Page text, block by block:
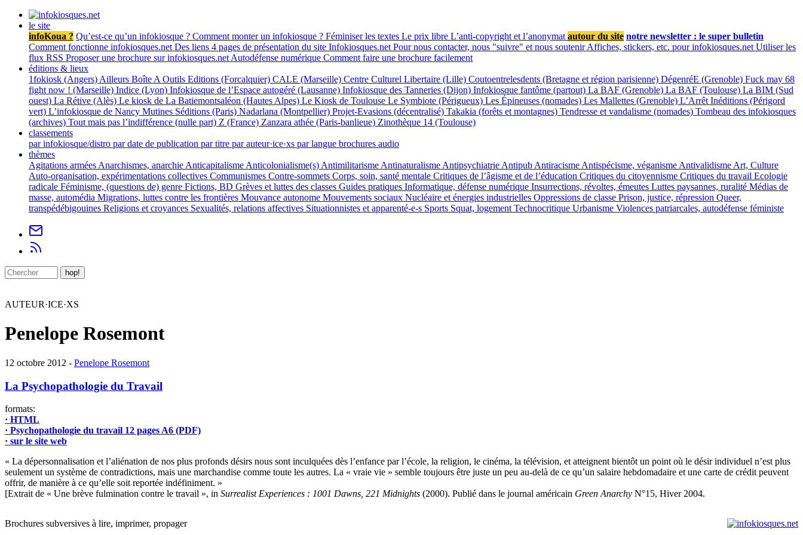
le site
infoKoua ? Qu’est-ce qu’un infokiosque ? Comment monter un infokiosque ? Féminiser les textes Le prix libre L’anti-copyright et l’anonymat autour du site notre newsletter : le super bulletin
Comment fonctionne infokiosques.net Des liens 4 pages de présentation du site Infokiosques.net Pour nous contacter, nous "suivre" et nous soutenir Affiches, stickers, etc. pour infokiosques.net Utiliser les
flux RSS Proposer une brochure sur infokiosques.net Autodéfense numérique Comment faire une brochure facilement
éditions & lieux
1fokiosk (Angers) Ailleurs Boîte A Outils Editions (Forcalquier) CALE (Marseille) Centre Culturel Libertaire (Lille) Coutoentrelesdents (Bretagne et région parisienne) DégenréE (Grenoble) Fuck may 68
fight now ! (Marseille) Indice (Lyon) Infokiosque de l’Espace autogéré (Lausanne) Infokiosque des Tanneries (Dijon) Infokiosque fantôme (partout) La BAF (Grenoble) La BAF (Toulouse) La BIM (Sud
ouest) La Rétive (Alès) Le kiosk de La Batiemontsaléon (Hautes Alpes) Le Kiosk de Toulouse Le Symbiote (Périgueux) Les Épineuses (nomades) Les Mallettes (Grenoble) L’Arrêt Inéditions (Périgord
vert) L’infokiosque de Nancy Mutines Séditions (Paris) Nadarlana (Montpellier) Projet-Evasions (décentralisé) Takakia (forêts et montagnes) Tendresse et vandalisme (nomades) Tombeau des infokiosques
(archives) Tout mais pas l’indifférence (nulle part) Z (France) Zanzara athée (Paris-banlieue) Zinothèque 14 (Toulouse)
classements
par infokiosque/distro par date de publication par titre par auteur·ice·xs par langue brochures audio
thèmes
Agitations armées Anarchismes, anarchie Anticapitalisme Anticolonialisme(s) Antimilitarisme Antinaturalisme Antipsychiatrie Antipub Antiracisme Antispécisme, véganisme Antivalidisme Art, Culture
Auto-organisation, expérimentations collectives Communismes Contre-sommets Corps, soin, santé mentale Critiques de l’âgisme et de l’éducation Critiques du citoyennisme Critiques du travail Ecologie
radicale Féminisme, (questions de) genre Fictions, BD Grèves et luttes des classes Guides pratiques Informatique, défense numérique Insurrections, révoltes, émeutes Luttes paysannes, ruralité Médias de
masse, automédia Migrations, luttes contre les frontières Mouvance autonome Mouvements sociaux Nucléaire et énergies industrielles Oppressions de classe Prison, justice, répression Queer,
transpédébigouines Religions et croyances Sexualités, relations affectives Situationnistes et apparenté-e-s Sports Squat, logement Technocritique Urbanisme Violences patriarcales, autodéfense féministe
AUTEUR·ICE·XS
Penelope Rosemont
12 octobre 2012 - Penelope Rosemont
La Psychopathologie du Travail
formats:
· HTML
· Psychopathologie du travail 12 pages A6 (PDF)
· sur le site web
« La dépersonnalisation et l’aliénation de nos plus profonds désirs nous sont inculquées dès l’enfance par l’école, la religion, le cinéma, la télévision, et atteignent bientôt un point où le désir individuel n’est plus
seulement un système de contradictions, mais une marchandise comme toute les autres. La « vraie vie » semble toujours être juste un peu au-delà de ce qu’un salaire hebdomadaire et une carte de crédit peuvent
offrir, de manière à ce qu’elle soit reportée indéfiniment. »
[Extrait de « Une brève fulmination contre le travail », in Surrealist Experiences : 1001 Dawns, 221 Midnights (2000). Publié dans le journal américain Green Anarchy N°15, Hiver 2004.
Brochures subversives à lire, imprimer, propager